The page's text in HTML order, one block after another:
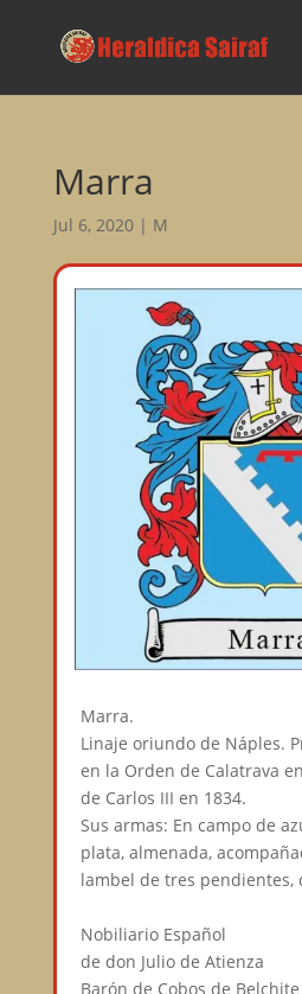
Marra
Jul 6, 2020| M
Marra.⠀
Linaje oriundo de Náples.
en la Orden de Calatrava
de Carlos III en 1834.⠀
Sus armas: En campo de
plata, almenada,
lambel de tres pendientes,
Nobiliario Español⠀
de don Julio de Atienza⠀
Barón de Cobos de Belchite⠀